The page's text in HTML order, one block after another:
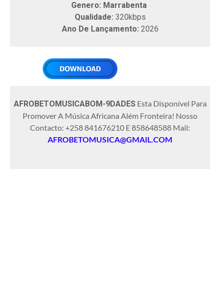
Genero: Marrabenta
Qualidade: 320kbps
Ano De Lançamento: 2026
AFROBETOMUSICABOM-9DADESEsta Disponível Para
Promover A Música Africana Além Fronteira! Nosso
Contacto: +258 841676210 E 858648588 Mail:
AFROBETOMUSICA@GMAIL.COM